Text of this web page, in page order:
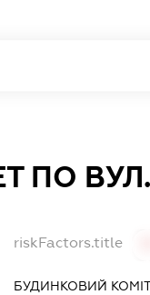
ПО
riskFactors.title
БУДИНКОВИЙ